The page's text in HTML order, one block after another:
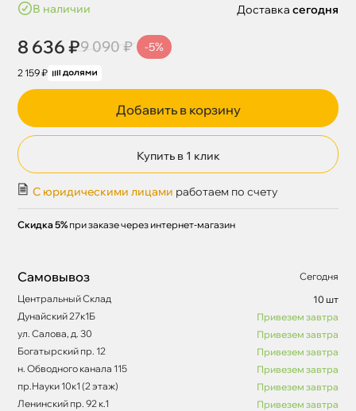
наличии
8 636 ₽9 090 ₽ -5%
2 159 ₽
Доставка сегодня
Добавить в корзину
Купить в 1 клик
С юридическими лицами работаем по счету
Скидка 5% при заказе через интернет-магазин
Самовывоз
Сегодня
Центральный Склад
10 шт
Дунайский 27к1Б
Привезем завтра
ул. Салова, д. 30
Привезем завтра
Богатырский пр. 12
Привезем завтра
н. Обводного канала 115
Привезем завтра
пр.Науки 10к1 (2 этаж)
Привезем завтра
Ленинский пр. 92 к.1
Привезем завтра